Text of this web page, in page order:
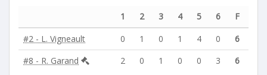
1 2 3 4 5 6
F
#2 - L. Vigneault
0 1 0 1 4 0
6
#8 - R. Garand
2 0 1 0 0 3 6